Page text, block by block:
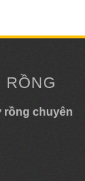
RỒNG
rồng chuyên